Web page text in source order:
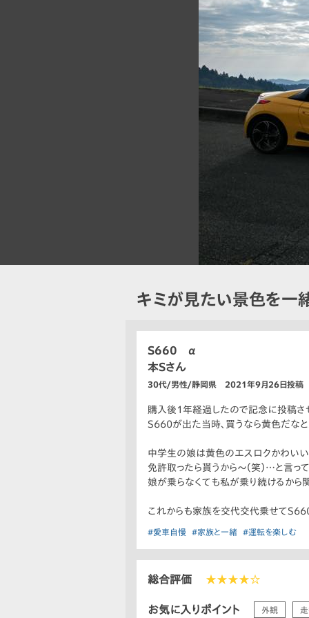
キミが見たい景色を一
S660 α
本Sさん
30代/男性/静岡県 2021年9月26日投稿
購入後1年経過したので記念に投稿さ
S660が出た当時、買うなら黄色だな
中学生の娘は黄色のエスロクかわいい
免許取ったら貰うから〜（笑）…と言っ
娘が乗らなくても私が乗り続けるから
これからも家族を交代交代乗せて
#愛車自慢 #家族と一緒 #運転を楽しむ
総合評価 ★★★★☆
お気に入りポイント 外観